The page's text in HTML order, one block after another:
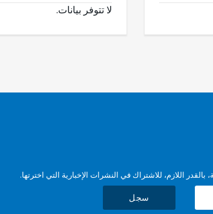
لا تتوفر بيانات.
اللازم، للاشتراك في النشرات الإخبارية التي اخترتها.
سجل